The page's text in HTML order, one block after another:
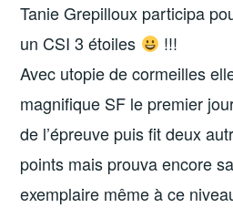
Tanie Grepilloux participa
un CSI 3 étoiles
!!!
Avec utopie de cormeilles
magnifique SF le premier
de l’épreuve puis fit deux
points mais prouva encore
exemplaire même à ce